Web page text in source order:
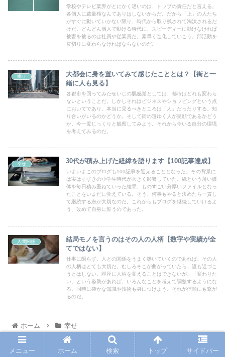
学校やテレビ業界がとにかく遅いのは、トップの責任だと言える。
各個人に裁量権なんてありはしないからだ。だから「上」の人たち
がすぐに動いていかない限り、時代から取り残されて淘汰されるだ
けだ。どんどん個人で動ける時代に、スピーディーに動けなければ
被害を被るのは社員や従業員だ。素早く進化していこう。部活動を
皮切りに変わらなければならないのだ。
幸せ
大都会に身を置いてみて感じたこととは？【街と一
緒に人も見る】
各都市を回ってみたせいじの肌感覚としては、都市はどれも変わら
ないということだ。しかしそれはビジネスやショッピングという点
においてであり、本当に見るべきところは「人」だったりする。知
り合いがいるのかどうか。そして街の道ゆく人が笑顔であるかどう
か。今一度じっくりと観察してみよう。それから今いる自分の環境
を考えてみるのだ。
幸せ 30代が積み上げた経緯を語ります【100記事達成】
いよいよこのブログも100記事を迎えることとなった。その背景に
は実はすずきの小学生時代が大きく影響していた。紙という薄い媒
体を毎日積み重ねていった結果、ものすごい分厚いファイルとなっ
たことをいまだに覚えている。そう、何事もやると決めたら一貫し
て継続する志が大切なのだ。これからもブログを継続していけるよ
う、改めて自身に誓うのであった。
人間関係
結局モノを言うのはその人の人柄【数字や実績が全
てではない】
仕事に限らず、人との関係をうまく築いていくのであれば、その人
の人柄はとても大切だ。むしろそこが曲がっていたら、誰も近づこ
うとはしない。即座に人柄を変えることはできないが、「変わりた
い」という姿勢があれば、いろんなことを考えて調整するようにな
る。同時に確かな知識や技術も身につけよう。それが信頼にも繋が
るのだ。
ホーム 幸せ
メニュー ホーム 検索 トップ サイドバー